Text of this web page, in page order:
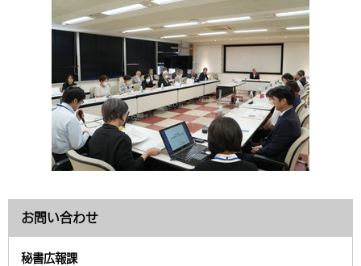
お問い合わせ
秘書広報課